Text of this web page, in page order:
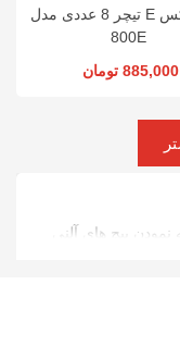
جعبه بکس E تیچر 8 عددی مدل
800E
885,000 تومان
پیچ های آلنی
های متنوعی